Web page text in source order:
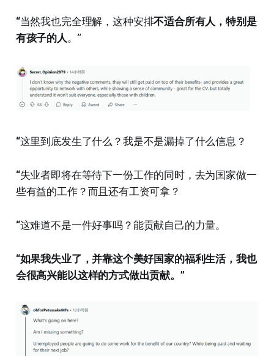
“当然我也完全理解，这种安排不适合所有人，特别是
有孩子的人。”
“这里到底发生了什么？我是不是漏掉了什么信息？
“失业者即将在等待下一份工作的同时，去为国家做一
些有益的工作？而且还有工资可拿？
“这难道不是一件好事吗？能贡献自己的力量。
“如果我失业了，并靠这个美好国家的福利生活，我也
会很高兴能以这样的方式做出贡献。”